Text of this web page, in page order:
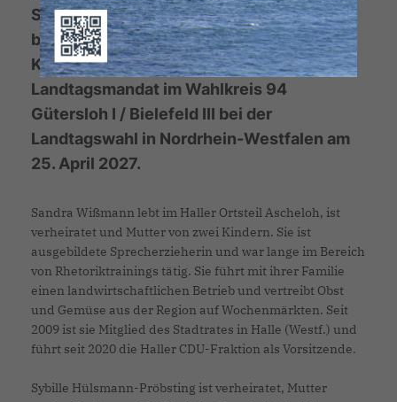
Sybille Hülsmann-Pröbsting aus Bielefeld
bewerben sich zwei engagierte
Kommunalpolitikerinnen der CDU um das
Landtagsmandat im Wahlkreis 94
Gütersloh I / Bielefeld III bei der
Landtagswahl in Nordrhein-Westfalen am
25. April 2027.
Sandra Wißmann lebt im Haller Ortsteil Ascheloh, ist
verheiratet und Mutter von zwei Kindern. Sie ist
ausgebildete Sprecherzieherin und war lange im Bereich
von Rhetoriktrainings tätig. Sie führt mit ihrer Familie
einen landwirtschaftlichen Betrieb und vertreibt Obst
und Gemüse aus der Region auf Wochenmärkten. Seit
2009 ist sie Mitglied des Stadtrates in Halle (Westf.) und
führt seit 2020 die Haller CDU-Fraktion als Vorsitzende.
Sybille Hülsmann-Pröbsting ist verheiratet, Mutter